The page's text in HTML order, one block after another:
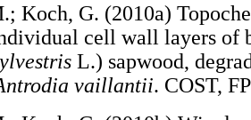
Koch, G. (2010a)
cell wall layers of
L.) sapwood,
vaillantii. COST,